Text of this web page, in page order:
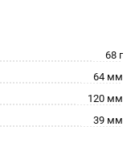
68 г
64 мм
120 мм
39 мм